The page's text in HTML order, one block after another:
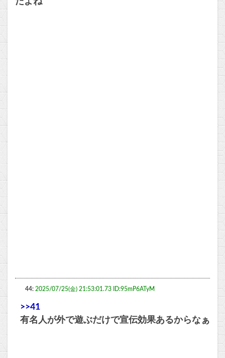
44: 2025/07/25(金) 21:53:01.73 ID:95mP6ATyM
>>41
有名人が外で遊ぶだけで宣伝効果あるからなぁ